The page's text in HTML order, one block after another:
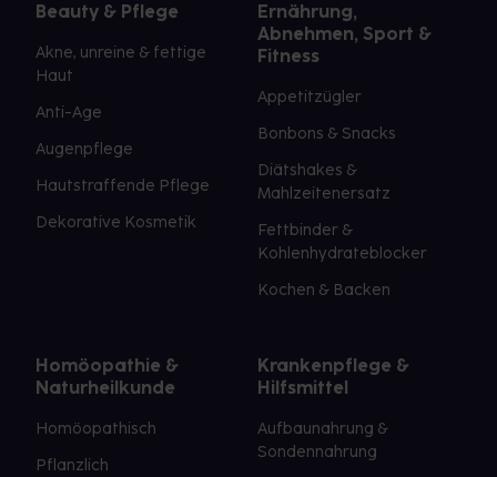
Beauty & Pflege
Akne, unreine & fettige
Haut
Anti-Age
Augenpflege
Hautstraffende Pflege
Dekorative Kosmetik
Ernährung,
Abnehmen, Sport &
Fitness
Appetitzügler
Bonbons & Snacks
Diätshakes &
Mahlzeitenersatz
Fettbinder &
Kohlenhydrateblocker
Kochen & Backen
Homöopathie &
Naturheilkunde
Homöopathisch
Pflanzlich
Krankenpflege &
Hilfsmittel
Aufbaunahrung &
Sondennahrung